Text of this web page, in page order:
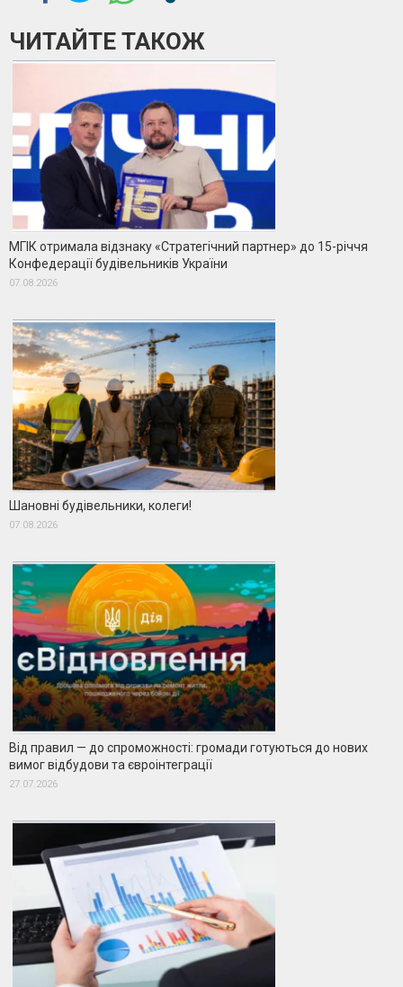
ЧИТАЙТЕ ТАКОЖ
МГІК отримала відзнаку «Стратегічний партнер» до 15-річчя
Конфедерації будівельників України
07.08.2026
Шановні будівельники, колеги!
07.08.2026
Від правил — до спроможності: громади готуються до нових
вимог відбудови та євроінтеграції
27.07.2026